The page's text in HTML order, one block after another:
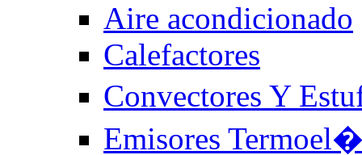
Aire acondicionado
Calefactores
Convectores Y
Emisores